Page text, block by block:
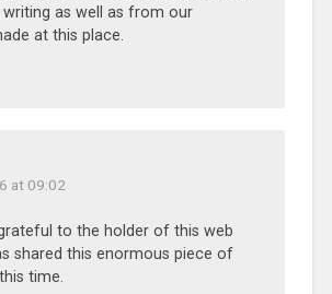
as well as from our
at this place.
at 09:02
to the holder of this web
shared this enormous piece of
time.